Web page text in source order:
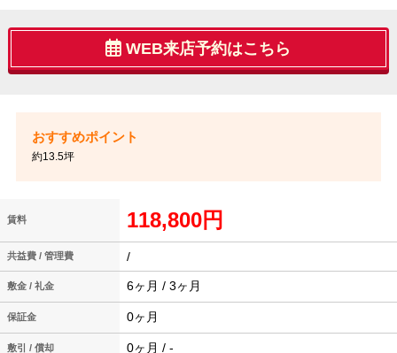
WEB来店予約はこちら
約13.5坪
賃料 118,800円
共益費 / 管理費 /
敷金 / 礼金 6ヶ月 / 3ヶ月
保証金 0ヶ月
敷引 / 償却 0ヶ月 / -